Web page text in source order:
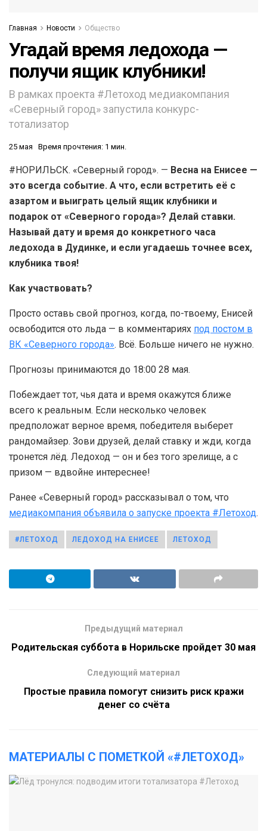
Главная Новости Общество
Угадай время ледохода —
получи ящик клубники!
В рамках проекта #Летоход медиакомпания
«Северный город» запустила конкурс-
тотализатор
25 мая Время прочтения: 1 мин.
#НОРИЛЬСК. «Северный город». — Весна на Енисее —
это всегда событие. А что, если встретить её с
азартом и выиграть целый ящик клубники и
подарок от «Северного города»? Делай ставки.
Называй дату и время до конкретного часа
ледохода в Дудинке, и если угадаешь точнее всех,
клубника твоя!
Как участвовать?
Просто оставь свой прогноз, когда, по-твоему, Енисей
освободится ото льда — в комментариях под постом в
ВК «Северного города». Всё. Больше ничего не нужно.
Прогнозы принимаются до 18:00 28 мая.
Побеждает тот, чья дата и время окажутся ближе
всего к реальным. Если несколько человек
предположат верное время, победителя выберет
рандомайзер. Зови друзей, делай ставку и жди, когда
тронется лёд. Ледоход — он и без того зрелище, а с
призом — вдвойне интереснее!
Ранее «Северный город» рассказывал о том, что
медиакомпания объявила о запуске проекта #Летоход.
#ЛЕТОХОД ЛЕДОХОД НА ЕНИСЕЕ ЛЕТОХОД
Предыдущий материал
Родительская суббота в Норильске пройдет 30 мая
Следующий материал
Простые правила помогут снизить риск кражи
денег со счёта
МАТЕРИАЛЫ С ПОМЕТКОЙ «#ЛЕТОХОД»